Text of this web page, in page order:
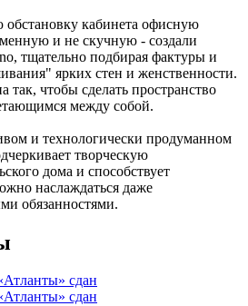
кабинета офисную
и не скучную - создали
тщательно подбирая фактуры и
ярких стен и женственности.
так, чтобы сделать пространство
между собой.
и технологически продуманном
творческую
дома и способствует
наслаждаться даже
обязанностями.
сдан
сдан